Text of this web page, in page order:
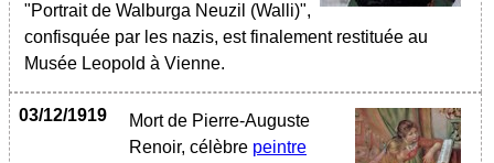
"Portrait de Walburga Neuzil (Walli)",
confisquée par les nazis, est finalement restituée au
Musée Leopold à Vienne.
03/12/1919
Mort de Pierre-Auguste
Renoir, célèbre peintre